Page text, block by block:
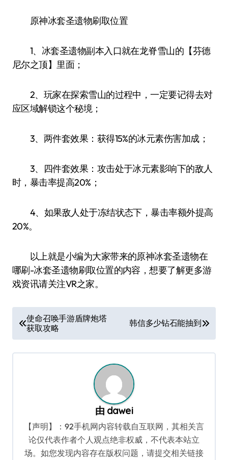
原神冰套圣遗物刷取位置
1、冰套圣遗物副本入口就在龙脊雪山的【芬德
尼尔之顶】里面；
2、玩家在探索雪山的过程中，一定要记得去对
应区域解锁这个秘境；
3、两件套效果：获得15%的冰元素伤害加成；
3、四件套效果：攻击处于冰元素影响下的敌人
时，暴击率提高20%；
4、如果敌人处于冻结状态下，暴击率额外提高
20%。
以上就是小编为大家带来的原神冰套圣遗物在
哪刷-冰套圣遗物刷取位置的内容，想要了解更多游
戏资讯请关注VR之家。
章
导
使命召唤手游盾牌炮塔
获取攻略
韩信多少钻石能抽到
由 dawei
【声明】：92手机网内容转载自互联网，其相关言
论仅代表作者个人观点绝非权威，不代表本站立
场。如您发现内容存在版权问题，请提交相关链接